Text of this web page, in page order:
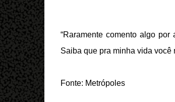
“Raramente comento algo
Saiba que pra minha vida você
Fonte: Metrópoles